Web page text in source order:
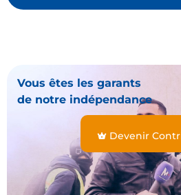
Vous êtes les garants
de notre indépendance
Devenir